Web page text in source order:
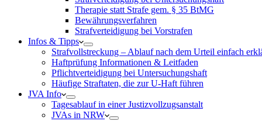
Therapie statt Strafe gem. § 35 BtMG
Bewährungsverfahren
Strafverteidigung bei Vorstrafen
Infos & Tipps
Strafvollstreckung – Ablauf nach dem Urteil einfach
Haftprüfung Informationen & Leitfaden
Pflichtverteidigung bei Untersuchungshaft
Häufige Straftaten, die zur U-Haft führen
JVA Info
Tagesablauf in einer Justizvollzugsanstalt
JVAs in NRW